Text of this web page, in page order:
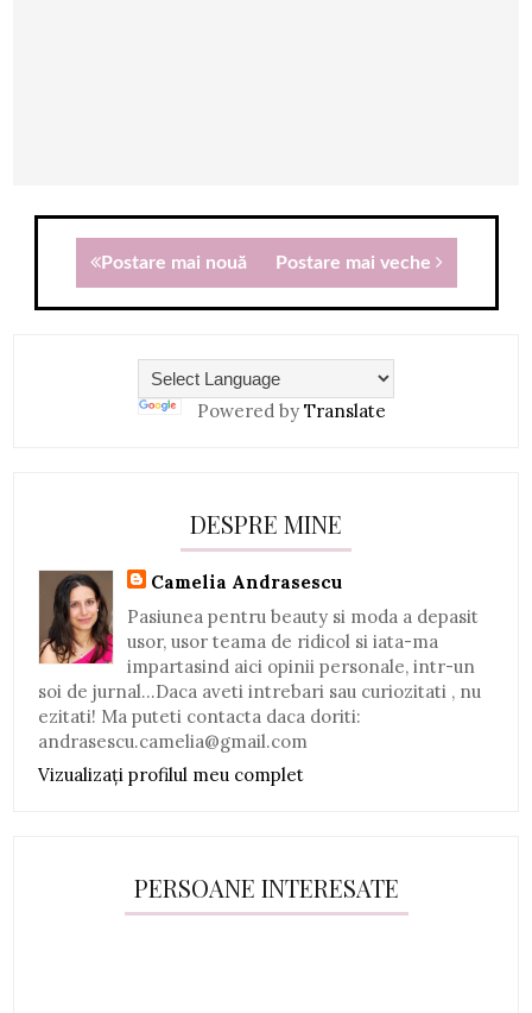
Postare mai nouă Postare mai veche
Powered by Translate
DESPRE MINE
Camelia Andrasescu
Pasiunea pentru beauty si moda a depasit
usor, usor teama de ridicol si iata-ma
impartasind aici opinii personale, intr-un
soi de jurnal...Daca aveti intrebari sau curiozitati , nu
ezitati! Ma puteti contacta daca doriti:
andrasescu.camelia@gmail.com
Vizualizați profilul meu complet
PERSOANE INTERESATE